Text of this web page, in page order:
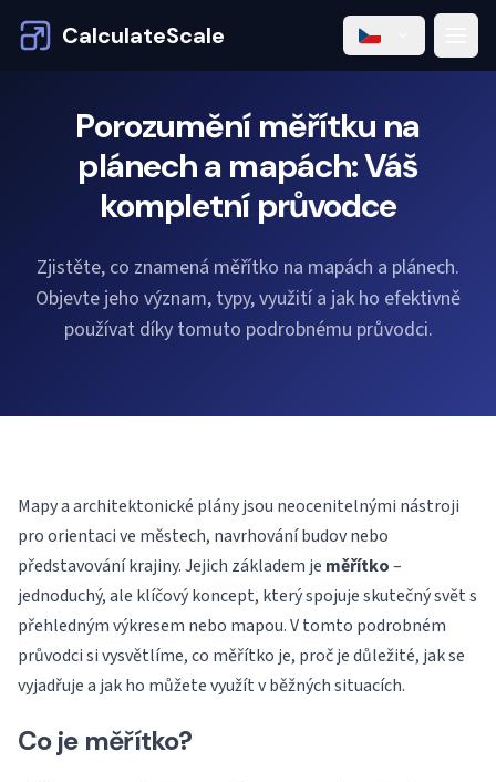
CalculateScale
Porozumění měřítku na
plánech a mapách: Váš
kompletní průvodce
Zjistěte, co znamená měřítko na mapách a plánech.
Objevte jeho význam, typy, využití a jak ho efektivně
používat díky tomuto podrobnému průvodci.
Mapy a architektonické plány jsou neocenitelnými nástroji
pro orientaci ve městech, navrhování budov nebo
představování krajiny. Jejich základem je měřítko–
jednoduchý, ale klíčový koncept, který spojuje skutečný svět s
přehledným výkresem nebo mapou. V tomto podrobném
průvodci si vysvětlíme, co měřítko je, proč je důležité, jak se
vyjadřuje a jak ho můžete využít v běžných situacích.
Co je měřítko?